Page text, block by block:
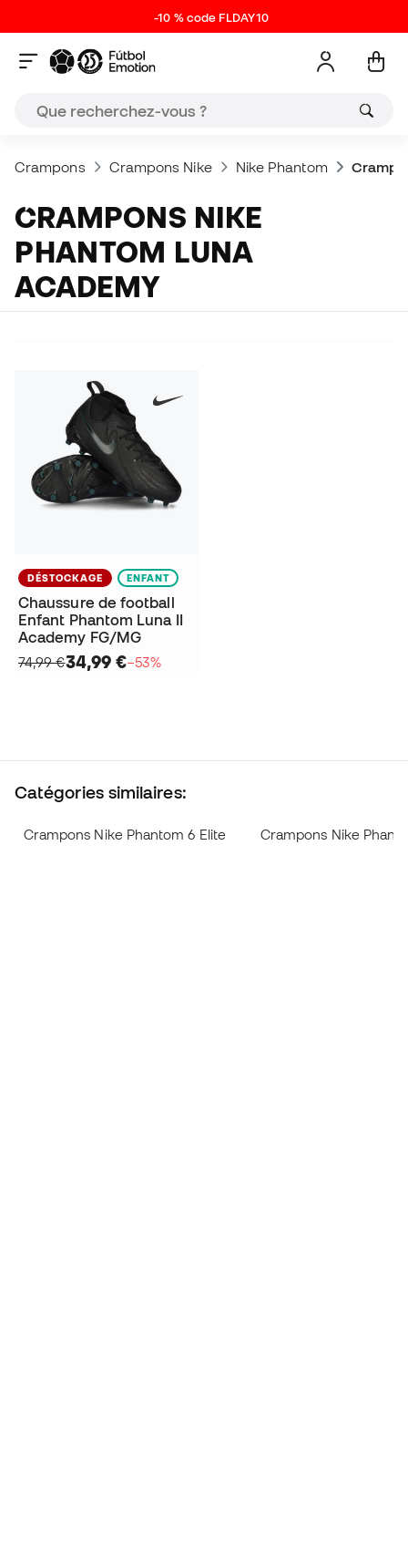
-10 % code FLDAY10
Crampons Crampons Nike Nike Phantom
CRAMPONS NIKE
PHANTOM LUNA
ACADEMY
DÉSTOCKAGE ENFANT
Chaussure de football
Enfant Phantom Luna II
Academy FG/MG
74,99 €34,99 €−53%
Catégories similaires:
Crampons Nike Phantom 6 Elite Crampons Nike